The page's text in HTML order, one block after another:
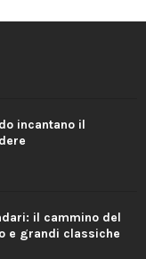
incantano il
il cammino del
e grandi classiche